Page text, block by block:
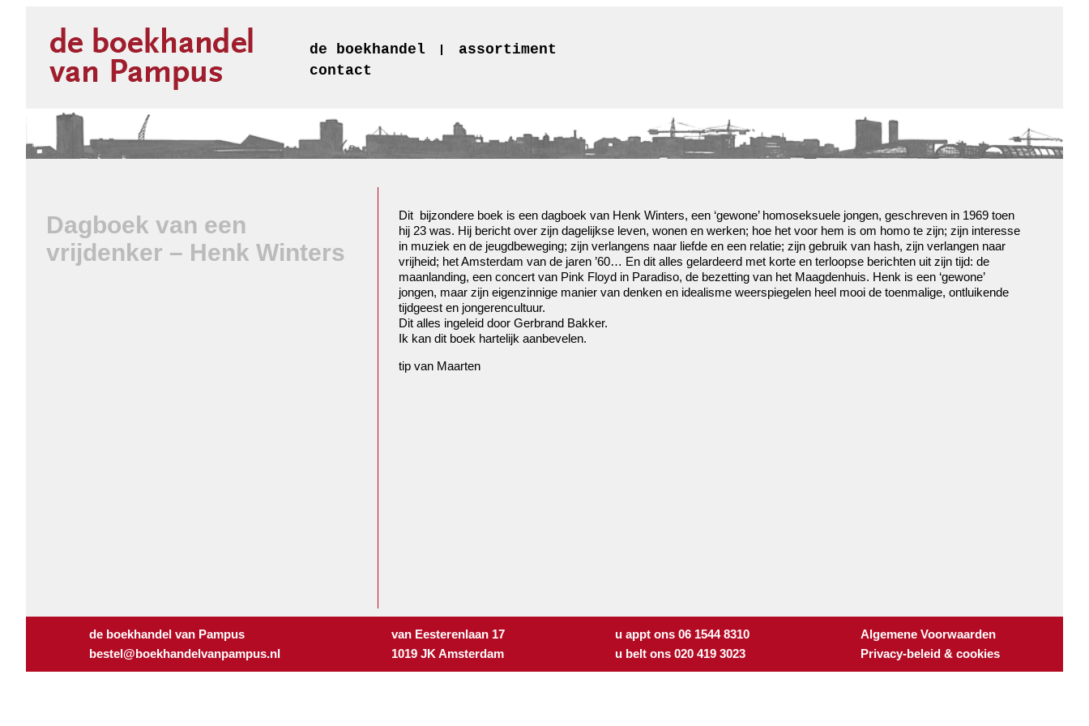
de boekhandel
assortiment
contact
contact
nieuwsbrief
Dagboek van een
vrijdenker – Henk Winters
Dit bijzondere boek is een dagboek van Henk Winters, een ‘gewone’ homoseksuele jongen, geschreven in 1969 toen
hij 23 was. Hij bericht over zijn dagelijkse leven, wonen en werken; hoe het voor hem is om homo te zijn; zijn interesse
in muziek en de jeugdbeweging; zijn verlangens naar liefde en een relatie; zijn gebruik van hash, zijn verlangen naar
vrijheid; het Amsterdam van de jaren ’60… En dit alles gelardeerd met korte en terloopse berichten uit zijn tijd: de
maanlanding, een concert van Pink Floyd in Paradiso, de bezetting van het Maagdenhuis. Henk is een ‘gewone’
jongen, maar zijn eigenzinnige manier van denken en idealisme weerspiegelen heel mooi de toenmalige, ontluikende
tijdgeest en jongerencultuur.
Dit alles ingeleid door Gerbrand Bakker.
Ik kan dit boek hartelijk aanbevelen.
tip van Maarten
de boekhandel van Pampus
bestel@boekhandelvanpampus.nl
van Eesterenlaan 17
1019 JK Amsterdam
u appt ons 06 1544 8310
u belt ons 020 419 3023
Algemene Voorwaarden
Privacy-beleid & cookies